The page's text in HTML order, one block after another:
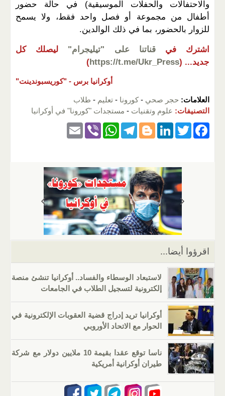
والاحتفالات والحفلات الموسيقية) في حالة حضور
أطفال من مجموعة أو فصل واحد فقط، ولا يسمح
للزوار بالحضور، بما في ذلك الوالدين.
اشترك في قناتنا على "تيليجرام"
ليصلك كل
جديد... (
https://t.me/Ukr_Press
)
أوكرانيا برس - "كوريسبوندينت"
العلامات: حجر صحي - كورونا - تعليم - طلاب
التصنيفات: علوم وتقنيات - مستجدات "كورونا" في أوكرانيا
F
k
T
er
Li
e
dI
n
Bl
g
er
T
gr
a
m
W
s
A
p
p
Vi
اقرؤوا أيضا...
لاستبعاد الوسطاء والفساد.. أوكرانيا تنشئ منصة
إلكترونية لتسجيل الطلاب في الجامعات
أوكرانيا تريد إدراج قضية العقوبات الإلكترونية في
الحوار مع الاتحاد الأوروبي
ناسا توقع عقدا بقيمة 10 ملايين دولار مع شركة
طيران أوكرانية أمريكية